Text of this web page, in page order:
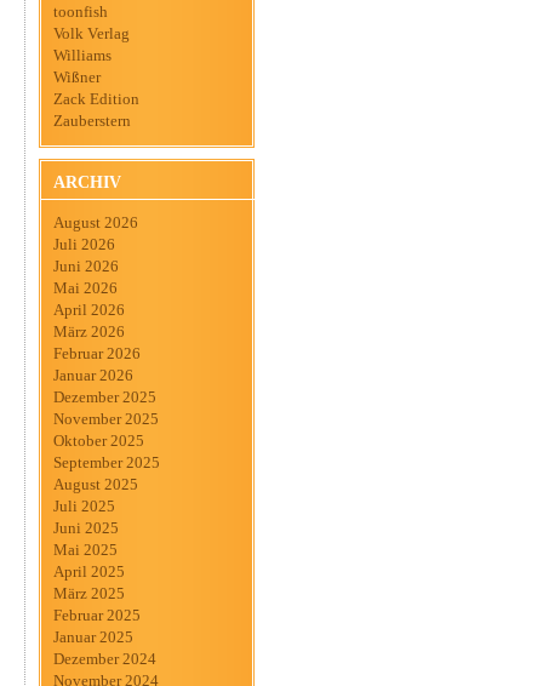
toonfish
Volk Verlag
Williams
Wißner
Zack Edition
Zauberstern
ARCHIV
August 2026
Juli 2026
Juni 2026
Mai 2026
April 2026
März 2026
Februar 2026
Januar 2026
Dezember 2025
November 2025
Oktober 2025
September 2025
August 2025
Juli 2025
Juni 2025
Mai 2025
April 2025
März 2025
Februar 2025
Januar 2025
Dezember 2024
November 2024